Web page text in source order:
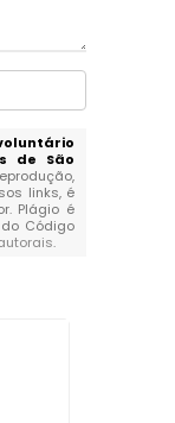
de São
links, é
Plágio é
Código
.